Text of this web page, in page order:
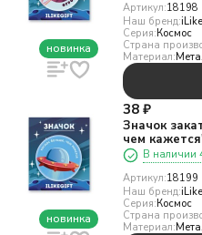
новинка
Артикул:18198
Наш бренд:
Серия:Космос
Страна
Материал:
новинка
38 ₽
Значок
чем
В наличии
Артикул:18199
Наш бренд:
Серия:Космос
Страна
Материал: